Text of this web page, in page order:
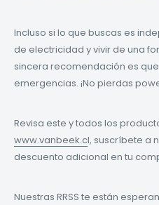
Incluso si lo que buscas es
de electricidad y vivir de una
sincera recomendación es
emergencias. ¡No pierdas
Revisa este y todos los
www.vanbeek.cl, suscríbete a
descuento adicional en tu
Nuestras RRSS te están